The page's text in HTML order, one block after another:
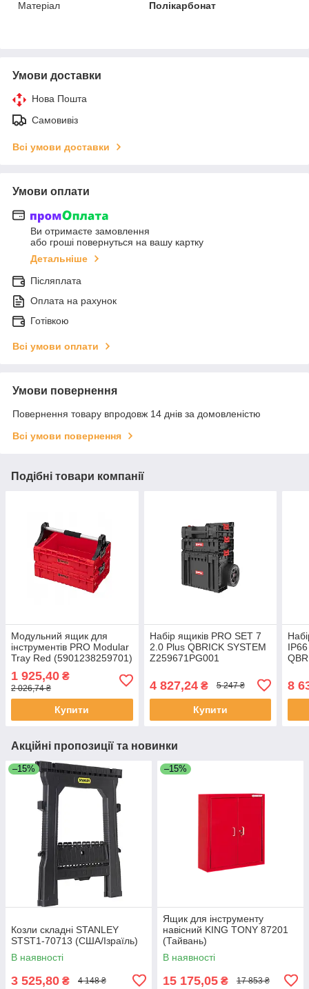
Матеріал
Полікарбонат
Умови доставки
Нова Пошта
Самовивіз
Всі умови доставки
Умови оплати
Ви отримаєте замовлення
або гроші повернуться на вашу картку
Детальніше
Післяплата
Оплата на рахунок
Готівкою
Всі умови оплати
Умови повернення
Повернення товару впродовж 14 днів за домовленістю
Всі умови повернення
Подібні товари компанії
Модульний ящик для
інструментів PRO Modular
Tray Red (5901238259701)
Z259701PG001
1 925,40 ₴
2 026,74 ₴
Купити
Набір ящиків PRO SET 7
2.0 Plus QBRICK SYSTEM
Z259671PG001
4 827,24₴ 5 247 ₴
Купити
8
Акційні пропозиції та новинки
–15%
Козли складні STANLEY
STST1-70713 (США/Ізраїль)
В наявності
3 525,80 ₴ 4 148 ₴
–15%
Ящик для інструменту
навісний KING TONY 87201
(Тайвань)
В наявності
15 175,05 ₴ 17 853 ₴